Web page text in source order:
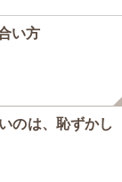
い方
のは、恥ずかし